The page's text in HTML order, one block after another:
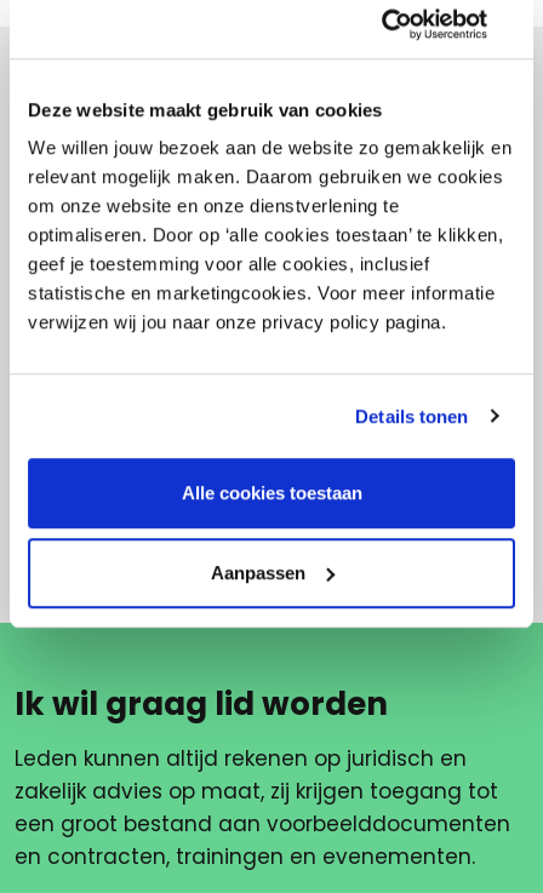
Deze website maakt gebruik van cookies
We willen jouw bezoek aan de website zo gemakkelijk en
relevant mogelijk maken. Daarom gebruiken we cookies
om onze website en onze dienstverlening te
optimaliseren. Door op ‘alle cookies toestaan’ te klikken,
geef je toestemming voor alle cookies, inclusief
statistische en marketingcookies. Voor meer informatie
verwijzen wij jou naar onze privacy policy pagina.
Details tonen
Alle cookies toestaan
Aanpassen
- Gerelateerd -
Leave schemes
Ik wil graag lid worden
Leden kunnen altijd rekenen op juridisch en
zakelijk advies op maat, zij krijgen toegang tot
een groot bestand aan voorbeelddocumenten
en contracten, trainingen en evenementen.